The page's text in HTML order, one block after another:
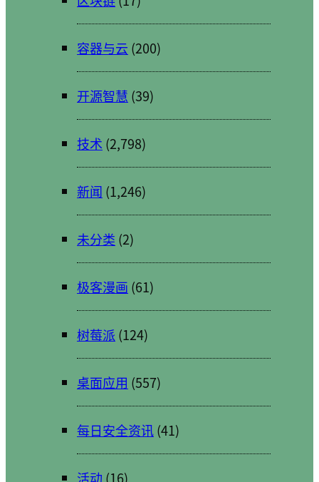
容器与云 (200)
开源智慧 (39)
技术 (2,798)
新闻 (1,246)
未分类 (2)
极客漫画 (61)
树莓派 (124)
桌面应用 (557)
每日安全资讯(41)
活动 (16)